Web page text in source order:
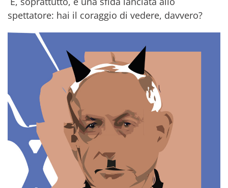
spettatore: hai il coraggio di vedere, davvero?